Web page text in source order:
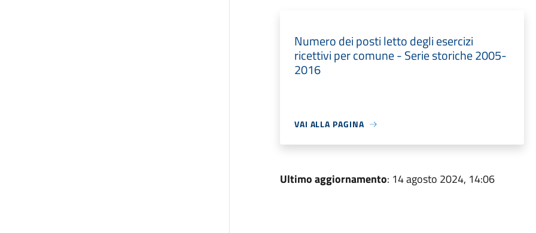
Numero dei posti letto degli esercizi
ricettivi per comune - Serie storiche 2005-
2016
VAI ALLA PAGINA
Ultimo aggiornamento: 14 agosto 2024, 14:06